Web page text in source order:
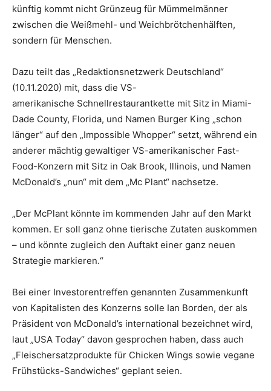
künftig kommt nicht Grünzeug für Mümmelmänner
zwischen die Weißmehl- und Weichbrötchenhälften,
sondern für Menschen.
Dazu teilt das „Redaktionsnetzwerk Deutschland“
(10.11.2020) mit, dass die VS-
amerikanische Schnellrestaurantkette mit Sitz in Miami-
Dade County, Florida, und Namen Burger King „schon
länger“ auf den „Impossible Whopper“ setzt, während ein
anderer mächtig gewaltiger VS-amerikanischer Fast-
Food-Konzern mit Sitz in Oak Brook, Illinois, und Namen
McDonald’s „nun“ mit dem „Mc Plant“ nachsetze.
„Der McPlant könnte im kommenden Jahr auf den Markt
kommen. Er soll ganz ohne tierische Zutaten auskommen
– und könnte zugleich den Auftakt einer ganz neuen
Strategie markieren.“
Bei einer Investorentreffen genannten Zusammenkunft
von Kapitalisten des Konzerns solle Ian Borden, der als
Präsident von McDonald’s international bezeichnet wird,
laut „USA Today“ davon gesprochen haben, dass auch
„Fleischersatzprodukte für Chicken Wings sowie vegane
Frühstücks-Sandwiches“ geplant seien.